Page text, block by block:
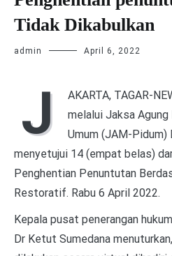
Tidak Dikabulkan
admin April 6, 2022
J
AKARTA, TAGAR-
melalui Jaksa
Umum (JAM-Pidum)
menyetujui 14 (empat belas)
Penghentian Penuntutan
Restoratif. Rabu 6 April 2022.
Kepala pusat penerangan
Dr Ketut Sumedana